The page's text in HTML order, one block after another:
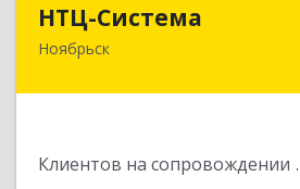
НТЦ-Система
Ноябрьск
Клиентов на сопровождении
629804, Ямало-Ненецкий АО,